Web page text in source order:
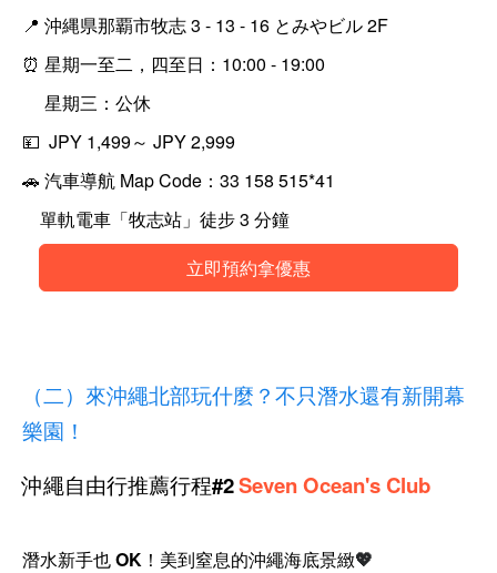
📍 沖縄県那覇市牧志 3 - 13 - 16 とみやビル 2F
⏰ 星期一至二，四至日：10:00 - 19:00
星期三：公休
💴 JPY 1,499～ JPY 2,999
🚗 汽車導航 Map Code：33 158 515*41
單軌電車「牧志站」徒步 3 分鐘
立即預約拿優惠
（二）來沖繩北部玩什麼？不只潛水還有新開幕
樂園！
沖繩自由行推薦行程#2Seven Ocean's Club
潛水新手也 OK！美到窒息的沖繩海底景緻💖